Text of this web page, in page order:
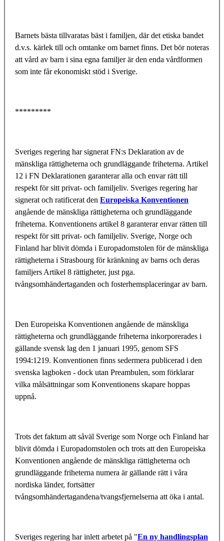
Barnets bästa tillvaratas bäst i familjen, där det etiska bandet
d.v.s. kärlek till och omtanke om barnet finns. Det bör noteras
att vård av barn i sina egna familjer är den enda vårdformen
som inte får ekonomiskt stöd i Sverige.
*********
Sveriges regering har signerat FN:s Deklaration av de
mänskliga rättigheterna och grundläggande friheterna. Artikel
12 i FN Deklarationen garanterar alla och envar rätt till
respekt för sitt privat- och familjeliv. Sveriges regering har
signerat och ratificerat den Europeiska Konventionen
angående de mänskliga rättigheterna och grundläggande
friheterna. Konventionens artikel 8 garanterar envar rätten till
respekt för sitt privat- och familjeliv. Sverige, Norge och
Finland har blivit dömda i Europadomstolen för de mänskliga
rättigheterna i Strasbourg för kränkning av barns och deras
familjers Artikel 8 rättigheter, just pga.
tvångsomhändertaganden och fosterhemsplaceringar av barn.
Den Europeiska Konventionen angående de mänskliga
rättigheterna och grundläggande friheterna inkorporerades i
gällande svensk lag den 1 januari 1995, genom SFS
1994:1219. Konventionen finns sedermera publicerad i den
svenska lagboken - dock utan Preambulen, som förklarar
vilka målsättningar som Konventionens skapare hoppas
uppnå.
Trots det faktum att såväl Sverige som Norge och Finland har
blivit dömda i Europadomstolen och trots att den Europeiska
Konventionen angående de mänskliga rättigheterna och
grundläggande friheterna numera är gällande rätt i våra
nordiska länder, fortsätter
tvångsomhändertagandena/tvangsfjernelserna att öka i antal.
Sveriges regering har inlett arbetet på "En ny handlingsplan